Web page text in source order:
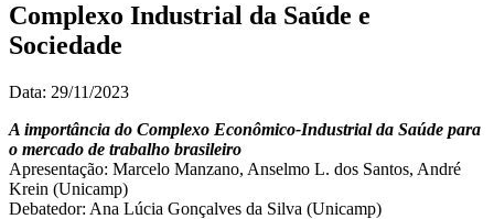
Complexo Industrial da Saúde e
Sociedade
Data: 29/11/2023
A importância do Complexo Econômico-Industrial da Saúde para
o mercado de trabalho brasileiro
Apresentação: Marcelo Manzano, Anselmo L. dos Santos, André
Krein (Unicamp)
Debatedor: Ana Lúcia Gonçalves da Silva (Unicamp)